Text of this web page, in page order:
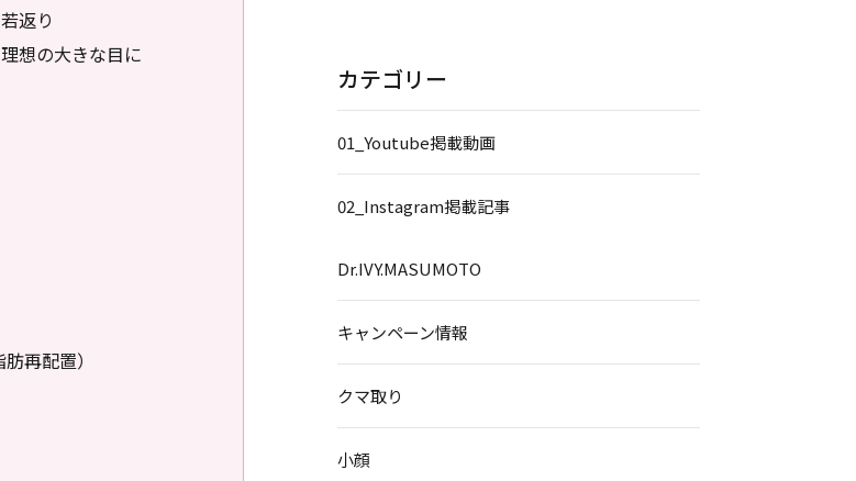
返り
想の大きな目に
再配置）
カテゴリー
01_Youtube掲載動画
02_Instagram掲載記事
Dr.IVY.MASUMOTO
キャンペーン情報
クマ取り
小顔